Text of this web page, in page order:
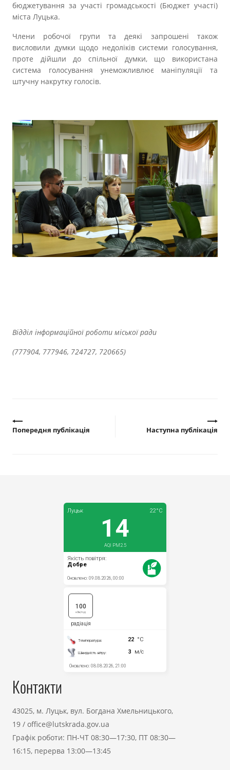
бюджетування за участі громадськості (Бюджет участі)
міста Луцька.
Члени робочої групи та деякі запрошені також
висловили думки щодо недоліків системи голосування,
проте дійшли до спільної думки, що використана
система голосування унеможливлює маніпуляції та
штучну накрутку голосів.
Відділ інформаційної роботи міської ради
(777904, 777946, 724727, 720665)
Попередня публікація Наступна публікація
Контакти
43025, м. Луцьк, вул. Богдана Хмельницького,
19 / office@lutskrada.gov.ua
Графік роботи: ПН-ЧТ 08:30—17:30, ПТ 08:30—
16:15, перерва 13:00—13:45